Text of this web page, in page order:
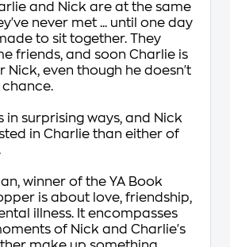
and Nick are at the same
never met ... until one day
to sit together. They
friends, and soon Charlie is
Nick, even though he doesn't
chance.
in surprising ways, and Nick
in Charlie than either of
winner of the YA Book
is about love, friendship,
illness. It encompasses
of Nick and Charlie's